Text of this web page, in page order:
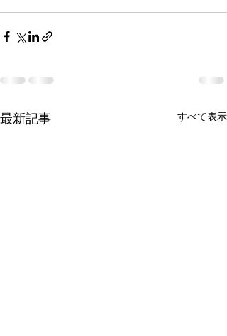
最新記事 すべて表示